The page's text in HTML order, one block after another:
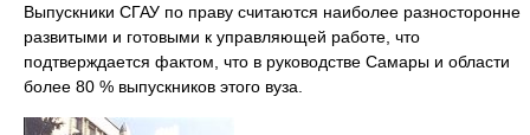
Выпускники СГАУ по праву считаются наиболее разносторонне
развитыми и готовыми к управляющей работе, что
подтверждается фактом, что в руководстве Самары и области
более 80 % выпускников этого вуза.